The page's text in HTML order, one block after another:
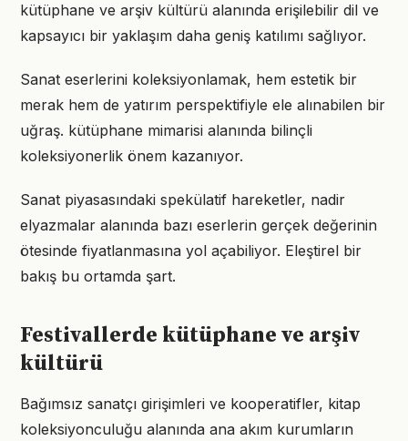
kütüphane ve arşiv kültürü alanında erişilebilir dil ve
kapsayıcı bir yaklaşım daha geniş katılımı sağlıyor.
Sanat eserlerini koleksiyonlamak, hem estetik bir
merak hem de yatırım perspektifiyle ele alınabilen bir
uğraş. kütüphane mimarisi alanında bilinçli
koleksiyonerlik önem kazanıyor.
Sanat piyasasındaki spekülatif hareketler, nadir
elyazmalar alanında bazı eserlerin gerçek değerinin
ötesinde fiyatlanmasına yol açabiliyor. Eleştirel bir
bakış bu ortamda şart.
Festivallerde kütüphane ve arşiv
kültürü
Bağımsız sanatçı girişimleri ve kooperatifler, kitap
koleksiyonculuğu alanında ana akım kurumların